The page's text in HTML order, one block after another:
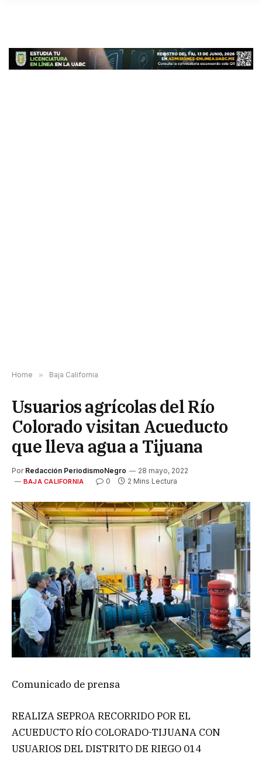
Home » Baja California
Usuarios agrícolas del Río
Colorado visitan Acueducto
que lleva agua a Tijuana
Por Redacción PeriodismoNegro 28 mayo, 2022
BAJA CALIFORNIA 0 2 Mins Lectura
Comunicado de prensa
REALIZA SEPROA RECORRIDO POR EL
ACUEDUCTO RÍO COLORADO-TIJUANA CON
USUARIOS DEL DISTRITO DE RIEGO 014